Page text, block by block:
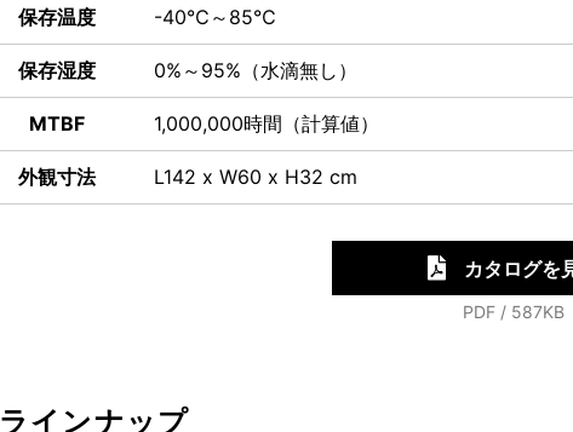
保存温度 -40℃～85℃
保存湿度 0%～95%（水滴無し）
MTBF 1,000,000時間（計算値）
外観寸法 L142 x W60 x H32 cm
カタログを
PDF / 587KB
ラインナップ